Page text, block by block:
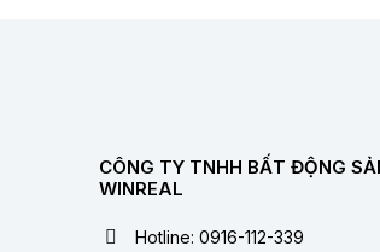
CÔNG TY TNHH BẤT ĐỘNG
WINREAL
Hotline: 0916-112-339